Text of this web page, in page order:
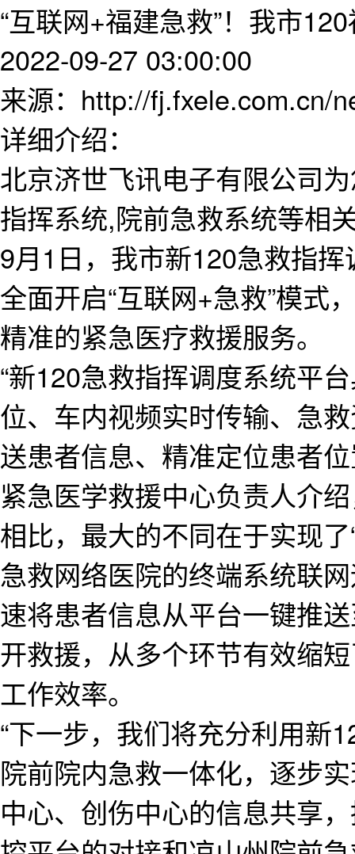
“互联网+福建急救”！我市
2022-09-27 03:00:00
来源：http://fj.fxele.com.cn/
详细介绍：
北京济世飞讯电子有限公司
指挥系统,院前急救系统等相
9月1日，我市新120急救指
全面开启“互联网+急救”模式
精准的紧急医疗救援服务。
“新120急救指挥调度系统平
位、车内视频实时传输、急
送患者信息、精准定位患者
紧急医学救援中心负责人介
相比，最大的不同在于实现
急救网络医院的终端系统联
速将患者信息从平台一键推
开救援，从多个环节有效缩
工作效率。
“下一步，我们将充分利用新
院前院内急救一体化，逐步
中心、创伤中心的信息共享